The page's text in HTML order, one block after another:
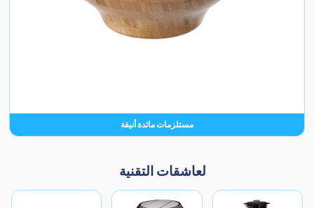
مستلزمات مائدة أنيقة
لعاشقات التقنية